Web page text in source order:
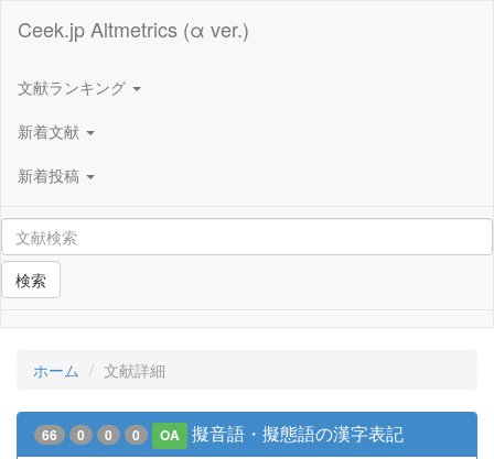
Ceek.jp Altmetrics (α ver.)
文献ランキング
新着文献
新着投稿
検索
ホーム 文献詳細
66 0 0 0 OA 擬音語・擬態語の漢字表記